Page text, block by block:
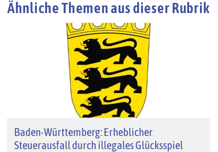
Ähnliche Themen aus dieser Rubrik
Baden-Württemberg: Erheblicher
Steuerausfall durch illegales Glücksspiel